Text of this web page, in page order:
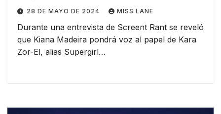
28 DE MAYO DE 2024 MISS LANE
Durante una entrevista de Screent Rant se reveló
que Kiana Madeira pondrá voz al papel de Kara
Zor-El, alias Supergirl…